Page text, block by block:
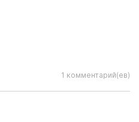
1 комментарий(ев)